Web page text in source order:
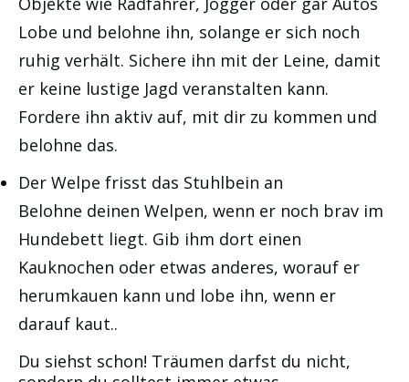
Lobe und belohne ihn, solange er sich noch
ruhig verhält. Sichere ihn mit der Leine, damit
er keine lustige Jagd veranstalten kann.
Fordere ihn aktiv auf, mit dir zu kommen und
belohne das.
Der Welpe frisst das Stuhlbein an
Belohne deinen Welpen, wenn er noch brav im
Hundebett liegt. Gib ihm dort einen
Kauknochen oder etwas anderes, worauf er
herumkauen kann und lobe ihn, wenn er
darauf kaut..
Du siehst schon! Träumen darfst du nicht,